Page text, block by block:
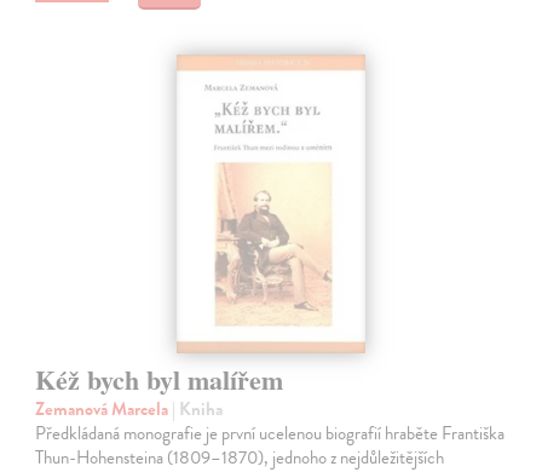
Kéž bych byl malířem
Zemanová Marcela| Kniha
Předkládaná monografie je první ucelenou biografií hraběte Františka
Thun-Hohensteina (1809–1870), jednoho z nejdůležitějších